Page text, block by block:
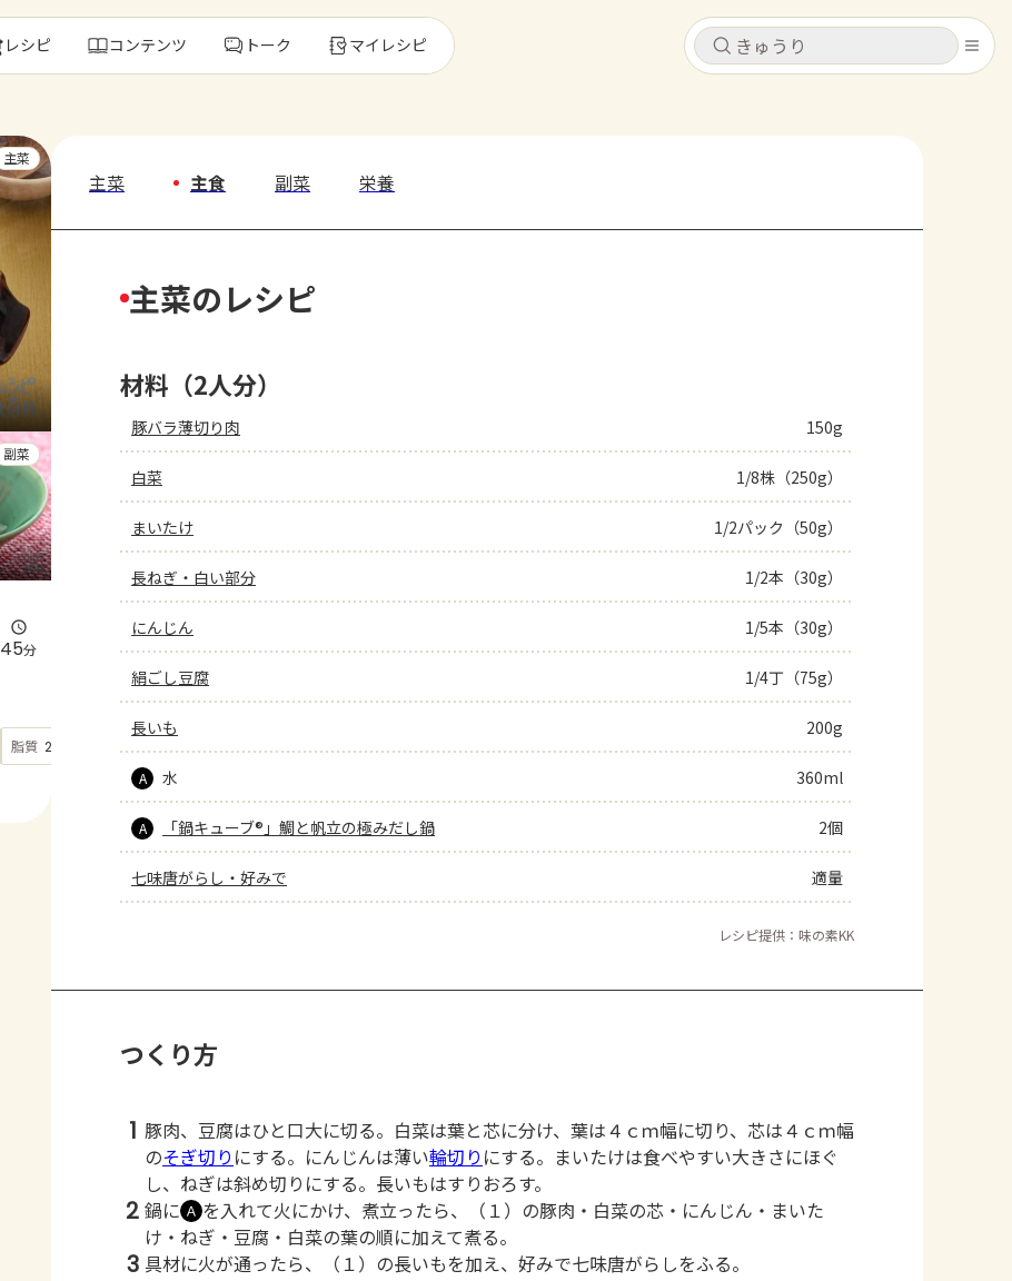
キャンセル
トーク
よくあるお問い合わせ
お買い物
キャンセル
レシピ コンテンツ トーク マイレシピ
主菜
副菜
45分
脂質 29.9 もっと見る
主菜 主食 副菜 栄養
主菜のレシピ
材料（2人分）
豚バラ薄切り肉 150g
白菜 1/8株（250g）
まいたけ 1/2パック（50g）
長ねぎ・白い部分 1/2本（30g）
にんじん 1/5本（30g）
絹ごし豆腐 1/4丁（75g）
長いも 200g
A 水 360ml
A 「鍋キューブ®」鯛と帆立の極みだし鍋 2個
七味唐がらし・好みで 適量
レシピ提供：味の素KK
つくり方
1 豚肉、豆腐はひと口大に切る。白菜は葉と芯に分け、葉は４ｃｍ幅に切り、芯は４ｃｍ幅
のそぎ切り にする。にんじんは薄い輪切り にする。まいたけは食べやすい大きさにほぐ
し、ねぎは斜め切りにする。長いもはすりおろす。
2 鍋に Ａ を入れて火にかけ、煮立ったら、（１）の豚肉・白菜の芯・にんじん・まいた
け・ねぎ・豆腐・白菜の葉の順に加えて煮る。
3 具材に火が通ったら、（１）の長いもを加え、好みで七味唐がらしをふる。